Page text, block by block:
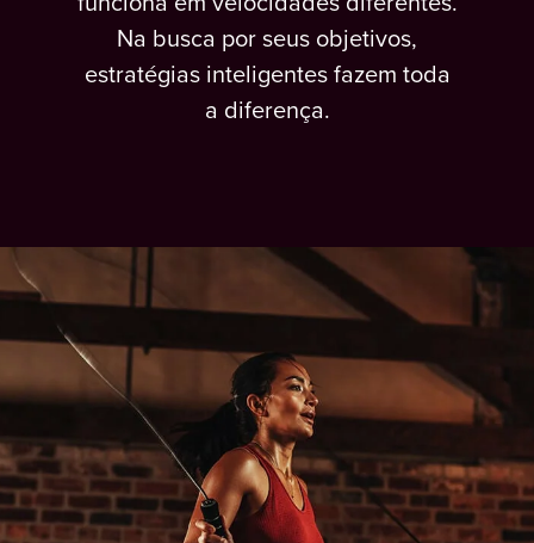
Na busca por seus objetivos,
estratégias inteligentes fazem toda
a diferença.